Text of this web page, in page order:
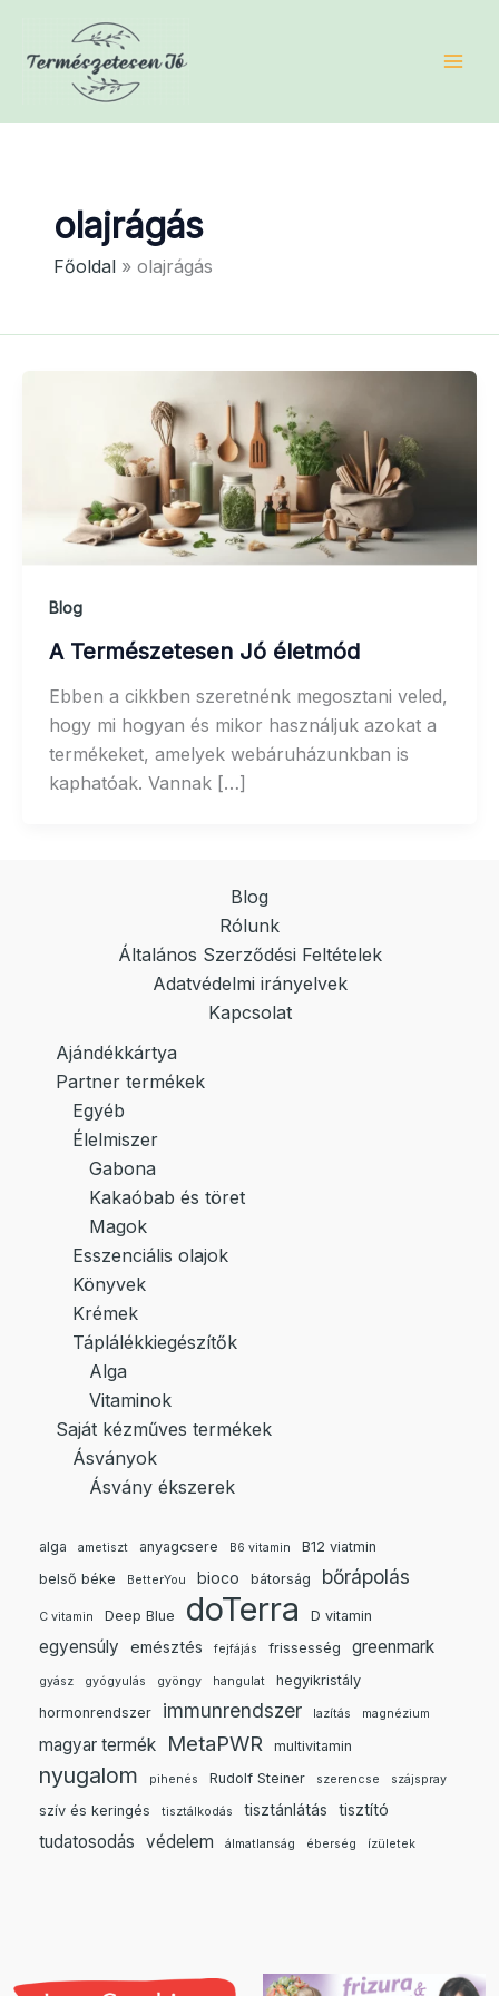
content
olajrágás
Főoldal olajrágás
Blog
A Természetesen Jó életmód
Ebben a cikkben szeretnénk megosztani veled,
hogy mi hogyan és mikor használjuk azokat a
termékeket, amelyek webáruházunkban is
kaphatóak. Vannak […]
Blog
Rólunk
Általános Szerződési Feltételek
Adatvédelmi irányelvek
Kapcsolat
Ajándékkártya
Partner termékek
Egyéb
Élelmiszer
Gabona
Kakaóbab és töret
Magok
Esszenciális olajok
Könyvek
Krémek
Táplálékkiegészítők
Alga
Vitaminok
Saját kézműves termékek
Ásványok
Ásvány ékszerek
alga ametiszt anyagcsere B6 vitamin
B12 viatmin
belső béke
BetterYou bioco bátorság bőrápolás
C vitamin Deep Blue doTerra D vitamin
egyensúly emésztés fejfájás frissesség greenmark
gyász gyógyulás gyöngy hangulat
hegyikristály
hormonrendszer
immunrendszer lazítás magnézium
magyar termék MetaPWR multivitamin
nyugalom pihenés Rudolf Steiner szerencse szájspray
szív és keringés tisztálkodás tisztánlátás tisztító
tudatosodás védelem álmatlanság éberség ízületek